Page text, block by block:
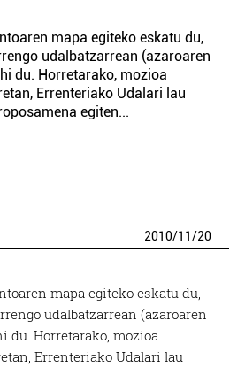
mapa egiteko eskatu du,
udalbatzarrean (azaroaren
du. Horretarako, mozioa
Errenteriako Udalari lau
egiten...
2010/11/20
mapa egiteko eskatu du,
udalbatzarrean (azaroaren
du. Horretarako, mozioa
Errenteriako Udalari lau